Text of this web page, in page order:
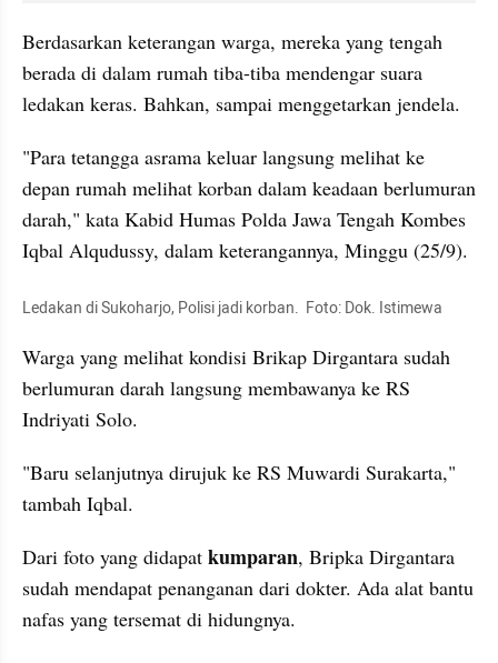
Berdasarkan keterangan warga, mereka yang tengah
berada di dalam rumah tiba-tiba mendengar suara
ledakan keras. Bahkan, sampai menggetarkan jendela.
"Para tetangga asrama keluar langsung melihat ke
depan rumah melihat korban dalam keadaan berlumuran
darah," kata Kabid Humas Polda Jawa Tengah Kombes
Iqbal Alqudussy, dalam keterangannya, Minggu (25/9).
Ledakan di Sukoharjo, Polisi jadi korban.  Foto: Dok. Istimewa
Warga yang melihat kondisi Brikap Dirgantara sudah
berlumuran darah langsung membawanya ke RS
Indriyati Solo.
"Baru selanjutnya dirujuk ke RS Muwardi Surakarta,"
tambah Iqbal.
Dari foto yang didapat kumparan, Bripka Dirgantara
sudah mendapat penanganan dari dokter. Ada alat bantu
nafas yang tersemat di hidungnya.